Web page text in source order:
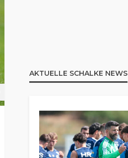
AKTUELLE SCHALKE NEWS